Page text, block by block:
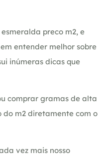
preco m2, e
entender melhor sobre
inúmeras dicas que
comprar gramas de alta
m2 diretamente com o
vez mais nosso